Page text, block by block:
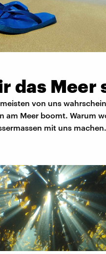
das Meer
von uns
am Meer boomt. Warum
mit uns machen.